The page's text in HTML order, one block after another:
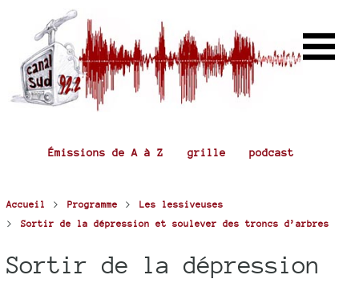
Émissions de A à Z grille podcast
Accueil > Programme > Les lessiveuses
> Sortir de la dépression et soulever des troncs d’arbres
Sortir de la dépression